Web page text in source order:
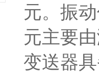
元。振
元主要
变送器